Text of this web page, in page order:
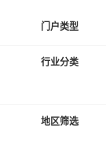
门户类型
行业分类
地区筛选